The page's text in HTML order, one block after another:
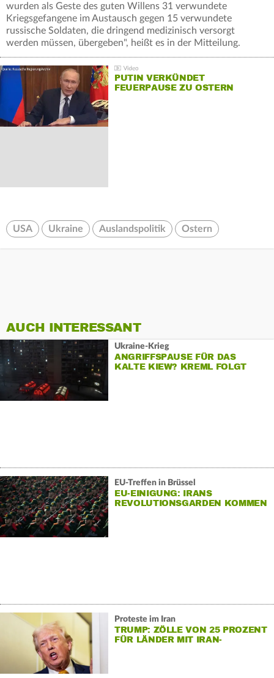
wurden als Geste des guten Willens 31 verwundete
Kriegsgefangene im Austausch gegen 15 verwundete
russische Soldaten, die dringend medizinisch versorgt
werden müssen, übergeben", heißt es in der Mitteilung.
PUTIN VERKÜNDET
FEUERPAUSE ZU OSTERN
USA Ukraine Auslandspolitik Ostern
AUCH INTERESSANT
Ukraine-Krieg
ANGRIFFSPAUSE FÜR DAS
KALTE KIEW? KREML FOLGT
EU-Treffen in Brüssel
EU-EINIGUNG: IRANS
REVOLUTIONSGARDEN KOMMEN
Proteste im Iran
TRUMP: ZÖLLE VON 25 PROZENT
FÜR LÄNDER MIT IRAN-